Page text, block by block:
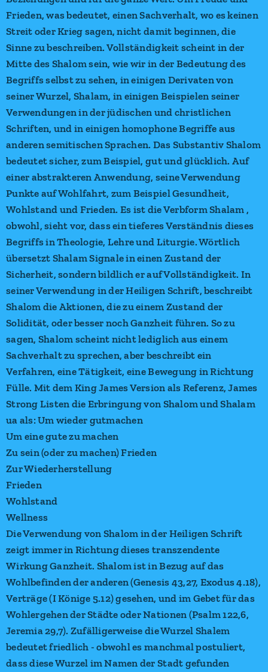
Frieden, was bedeutet, einen Sachverhalt, wo es keinen
Streit oder Krieg sagen, nicht damit beginnen, die
Sinne zu beschreiben. Vollständigkeit scheint in der
Mitte des Shalom sein, wie wir in der Bedeutung des
Begriffs selbst zu sehen, in einigen Derivaten von
seiner Wurzel, Shalam, in einigen Beispielen seiner
Verwendungen in der jüdischen und christlichen
Schriften, und in einigen homophone Begriffe aus
anderen semitischen Sprachen. Das Substantiv Shalom
bedeutet sicher, zum Beispiel, gut und glücklich. Auf
einer abstrakteren Anwendung, seine Verwendung
Punkte auf Wohlfahrt, zum Beispiel Gesundheit,
Wohlstand und Frieden. Es ist die Verbform Shalam ,
obwohl, sieht vor, dass ein tieferes Verständnis dieses
Begriffs in Theologie, Lehre und Liturgie. Wörtlich
übersetzt Shalam Signale in einen Zustand der
Sicherheit, sondern bildlich er auf Vollständigkeit. In
seiner Verwendung in der Heiligen Schrift, beschreibt
Shalom die Aktionen, die zu einem Zustand der
Solidität, oder besser noch Ganzheit führen. So zu
sagen, Shalom scheint nicht lediglich aus einem
Sachverhalt zu sprechen, aber beschreibt ein
Verfahren, eine Tätigkeit, eine Bewegung in Richtung
Fülle. Mit dem King James Version als Referenz, James
Strong Listen die Erbringung von Shalom und Shalam
ua als: Um wieder gutmachen
Um eine gute zu machen
Zu sein (oder zu machen) Frieden
Zur Wiederherstellung
Frieden
Wohlstand
Wellness
Die Verwendung von Shalom in der Heiligen Schrift
zeigt immer in Richtung dieses transzendente
Wirkung Ganzheit. Shalom ist in Bezug auf das
Wohlbefinden der anderen (Genesis 43,27, Exodus 4.18),
Verträge (I Könige 5.12) gesehen, und im Gebet für das
Wohlergehen der Städte oder Nationen (Psalm 122,6,
Jeremia 29,7). Zufälligerweise die Wurzel Shalem
bedeutet friedlich - obwohl es manchmal postuliert,
dass diese Wurzel im Namen der Stadt gefunden